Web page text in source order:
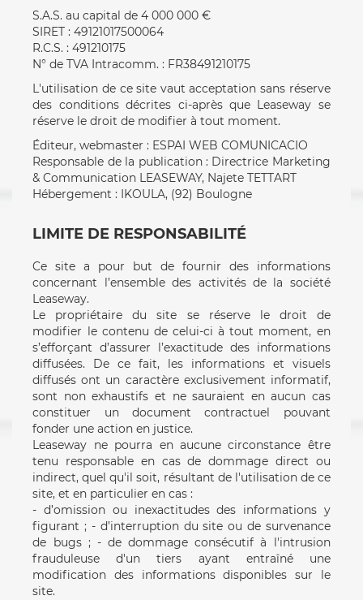
S.A.S. au capital de 4 000 000 €
SIRET : 49121017500064
R.C.S. : 491210175
N° de TVA Intracomm. : FR38491210175
L'utilisation de ce site vaut acceptation sans réserve
des conditions décrites ci-après que Leaseway se
réserve le droit de modifier à tout moment.
Éditeur, webmaster : ESPAI WEB COMUNICACIO
Responsable de la publication : Directrice Marketing
& Communication LEASEWAY, Najete TETTART
Hébergement : IKOULA, (92) Boulogne
LIMITE DE RESPONSABILITÉ
Ce site a pour but de fournir des informations
concernant l’ensemble des activités de la société
Leaseway.
Le propriétaire du site se réserve le droit de
modifier le contenu de celui-ci à tout moment, en
s’efforçant d’assurer l’exactitude des informations
diffusées. De ce fait, les informations et visuels
diffusés ont un caractère exclusivement informatif,
sont non exhaustifs et ne sauraient en aucun cas
constituer un document contractuel pouvant
fonder une action en justice.
Leaseway ne pourra en aucune circonstance être
tenu responsable en cas de dommage direct ou
indirect, quel qu'il soit, résultant de l'utilisation de ce
site, et en particulier en cas :
- d’omission ou inexactitudes des informations y
figurant ; - d’interruption du site ou de survenance
de bugs ; - de dommage consécutif à l'intrusion
frauduleuse d'un tiers ayant entraîné une
modification des informations disponibles sur le
site.